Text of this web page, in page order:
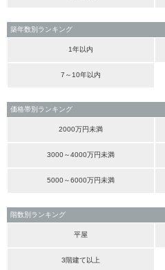
築年数別ランキング
1年以内
7～10年以内
価格帯別ランキング
2000万円未満
3000～4000万円未満
5000～6000万円未満
階数別ランキング
平屋
3階建て以上